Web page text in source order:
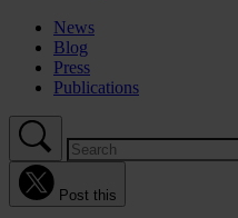
News
Blog
Press
Publications
Post this